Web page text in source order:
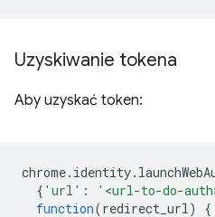
Uzyskiwanie tokena
Aby uzyskać token:
chrome. identity.
{ 'url' : '<url-to-do-
function(redirect_url) {